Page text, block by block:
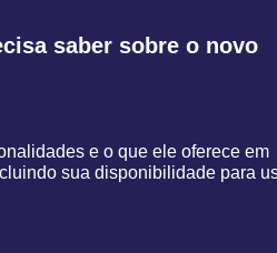
saber sobre o novo
e o que ele oferece em
sua disponibilidade para